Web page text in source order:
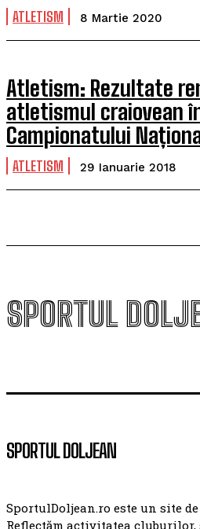
ATLETISM 8 Martie 2020
Atletism: Rezultate
atletismul craiovean
Campionatului
ATLETISM 29 Ianuarie 2018
SPORTUL
SPORTUL DOLJEAN
SportulDoljean.ro este un site
Reflectăm activitatea